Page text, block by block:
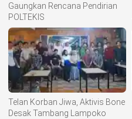
Gaungkan Rencana Pendirian
POLTEKIS
Telan Korban Jiwa, Aktivis Bone
Desak Tambang Lampoko